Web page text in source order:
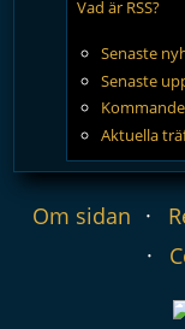
Vad är RSS?
Senaste
Senaste
Aktuella
Om sidan